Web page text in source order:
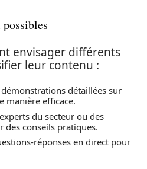
envisager différents
leur contenu :
détaillées sur
manière efficace.
du secteur ou des
des conseils pratiques.
réponses en direct pour